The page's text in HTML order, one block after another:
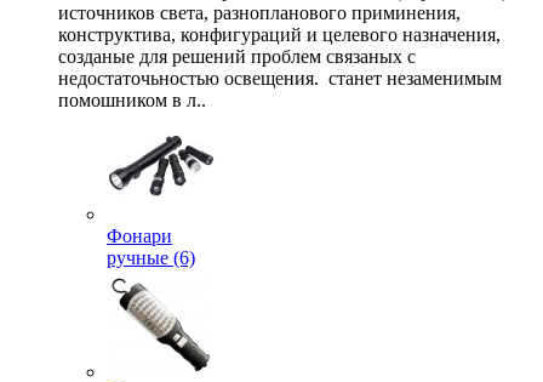
источников света, разнопланового приминения,
конструктива, конфигураций и целевого назначения,
созданые для решений проблем связаных с
недостаточьностью освещения. станет незаменимым
помошником в л..
Фонари
ручные (6)